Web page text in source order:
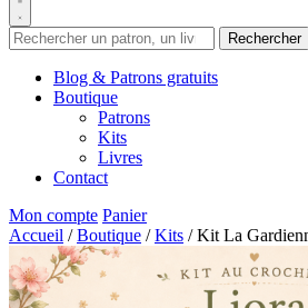
Rechercher
Blog & Patrons gratuits
Boutique
Patrons
Kits
Livres
Contact
Mon compte Panier
Accueil / Boutique / Kits / Kit La